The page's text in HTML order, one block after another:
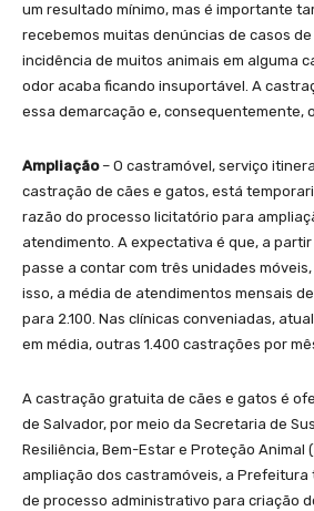
um resultado mínimo, mas é importante
recebemos muitas denúncias de casos
incidência de muitos animais em alguma
odor acaba ficando insuportável. A
essa demarcação e, consequentemente,
Ampliação – O castramóvel, serviço
castração de cães e gatos, está
razão do processo licitatório para
atendimento. A expectativa é que, a partir
passe a contar com três unidades móveis,
isso, a média de atendimentos mensais
para 2.100. Nas clínicas conveniadas,
em média, outras 1.400 castrações por
A castração gratuita de cães e gatos é
de Salvador, por meio da Secretaria de
Resiliência, Bem-Estar e Proteção Animal
ampliação dos castramóveis, a Prefeitura
de processo administrativo para criação